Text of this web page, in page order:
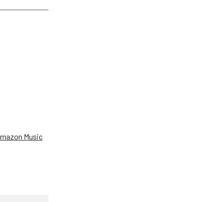
Music